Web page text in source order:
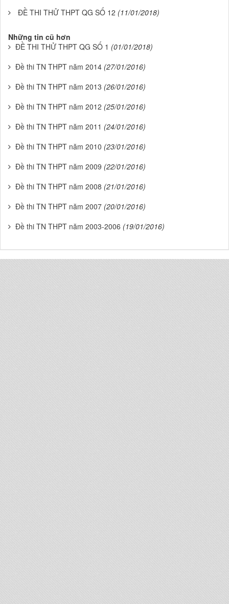
ĐỀ THI THỬ THPT QG SỐ 12 (11/01/2018)
Những tin cũ hơn
ĐỀ THI THỬ THPT QG SỐ 1 (01/01/2018)
Đề thi TN THPT năm 2014 (27/01/2016)
Đề thi TN THPT năm 2013 (26/01/2016)
Đề thi TN THPT năm 2012 (25/01/2016)
Đề thi TN THPT năm 2011 (24/01/2016)
Đề thi TN THPT năm 2010 (23/01/2016)
Đề thi TN THPT năm 2009 (22/01/2016)
Đề thi TN THPT năm 2008 (21/01/2016)
Đề thi TN THPT năm 2007 (20/01/2016)
Đề thi TN THPT năm 2003-2006 (19/01/2016)